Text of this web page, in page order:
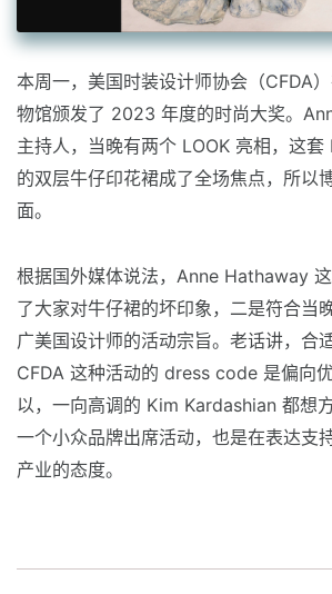
本周一，美国时装设计师协会（CFDA
物馆颁发了 2023 年度的时尚大奖。
主持人，当晚有两个 LOOK 亮相，这
的双层牛仔印花裙成了全场焦点，所以
面。
根据国外媒体说法，Anne Hathaway
了大家对牛仔裙的坏印象，二是符合当
广美国设计师的活动宗旨。老话讲，合
CFDA 这种活动的 dress code 是偏向
以，一向高调的 Kim Kardashian 都想
一个小众品牌出席活动，也是在表达支
产业的态度。